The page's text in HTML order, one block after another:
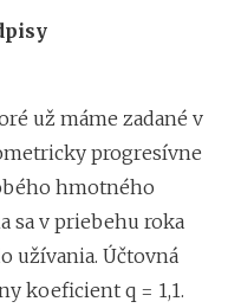
už máme zadané v
progresívne
hmotného
sa v priebehu roka
užívania. Účtovná
koeficient q = 1,1.